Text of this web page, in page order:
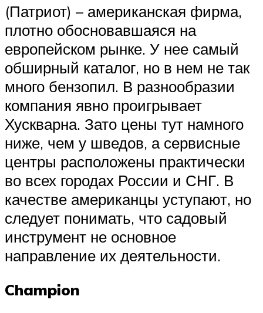
(Патриот) – американская фирма,
плотно обосновавшаяся на
европейском рынке. У нее самый
обширный каталог, но в нем не так
много бензопил. В разнообразии
компания явно проигрывает
Хускварна. Зато цены тут намного
ниже, чем у шведов, а сервисные
центры расположены практически
во всех городах России и СНГ. В
качестве американцы уступают, но
следует понимать, что садовый
инструмент не основное
направление их деятельности.
Champion